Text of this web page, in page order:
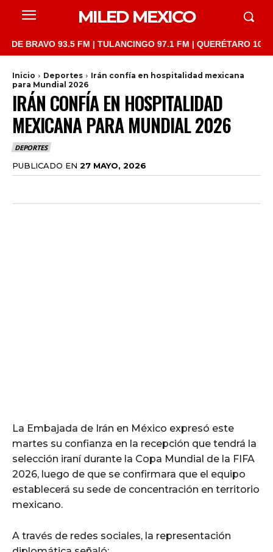
MILED MEXICO
93.5 FM | TULANCINGO 97.1 FM | QUERÉTARO 103.1
Inicio Deportes
Irán confía en hospitalidad mexicana
para Mundial 2026
IRÁN CONFÍA EN HOSPITALIDAD
MEXICANA PARA MUNDIAL 2026
DEPORTES
PUBLICADO EN 27 MAYO, 2026
La Embajada de Irán en México expresó este
martes su confianza en la recepción que tendrá la
selección iraní durante la Copa Mundial de la FIFA
2026, luego de que se confirmara que el equipo
establecerá su sede de concentración en territorio
mexicano.
A través de redes sociales, la representación